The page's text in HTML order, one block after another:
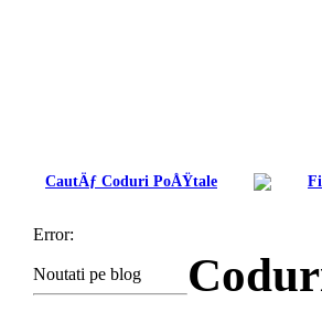
CautÄƒ Coduri PoÅŸtale
Error:
Noutati pe blog